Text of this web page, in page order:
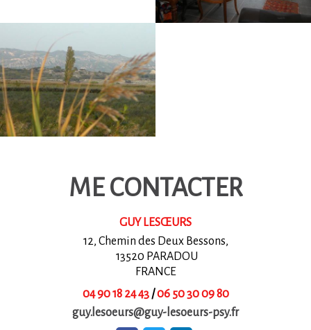
ME CONTACTER
GUY LESŒURS
12, Chemin des Deux Bessons,
13520 PARADOU
FRANCE
04 90 18 24 43/06 50 30 09 80
guy.lesoeurs@guy-lesoeurs-psy.fr